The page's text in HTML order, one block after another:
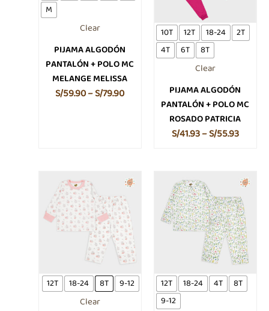
M
Clear
PIJAMA ALGODÓN
PANTALÓN + POLO MC
MELANGE MELISSA
S/59.90–S/79.90
pueden
elegir
en
la
página
10T 12T 18-24
2T
4T
6T 8T
Clear
PIJAMA ALGODÓN
PANTALÓN + POLO MC
ROSADO PATRICIA
S/41.93–S/55.93
se
pueden
la
página
de
12T 18-24 8T 9-12
Clear
tiene
múltiples
variantes.
Las
opciones
se
pueden
12T 18-24 4T
8T
9-12
tiene
múltiples
variantes.
Las
opciones
se
pueden